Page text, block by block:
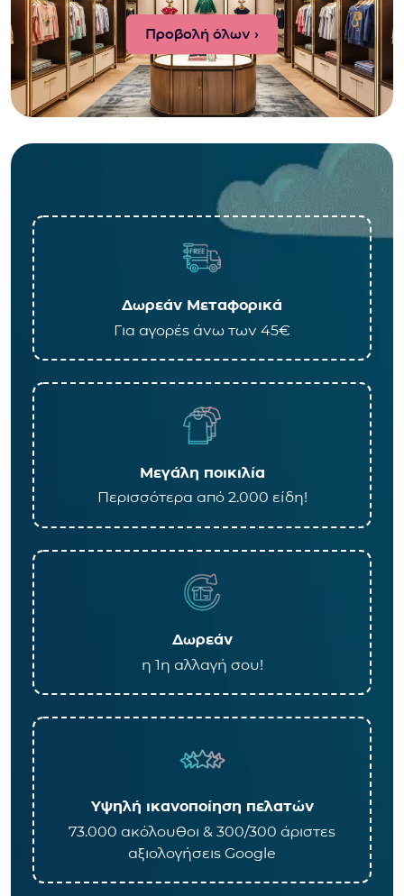
Προβολή όλων ›
Δωρεάν Μεταφορικά
Για αγορές άνω των 45€
Μεγάλη ποικιλία
Περισσότερα από 2.000 είδη!
Δωρεάν
η 1η αλλαγή σου!
Υψηλή ικανοποίηση πελατών
73.000 ακόλουθοι & 300/300 άριστες
αξιολογήσεις Google